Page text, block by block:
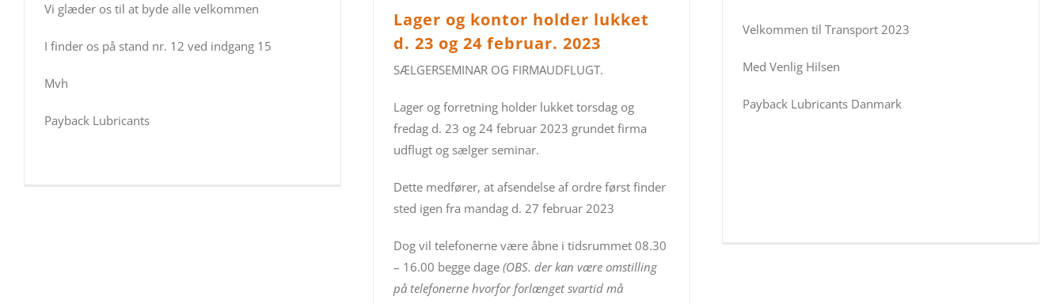
Vi glæder os til at byde alle velkommen
I finder os på stand nr. 12 ved indgang 15
Mvh
Payback Lubricants
Velkommen til Transport 2023
Med Venlig Hilsen
Payback Lubricants Danmark
Lager og kontor holder lukket
d. 23 og 24 februar. 2023
SÆLGERSEMINAR OG FIRMAUDFLUGT.
Lager og forretning holder lukket torsdag og
fredag d. 23 og 24 februar 2023 grundet firma
udflugt og sælger seminar.
Dette medfører, at afsendelse af ordre først finder
sted igen fra mandag d. 27 februar 2023
Dog vil telefonerne være åbne i tidsrummet 08.30
– 16.00 begge dage (OBS. der kan være omstilling
på telefonerne hvorfor forlænget svartid må